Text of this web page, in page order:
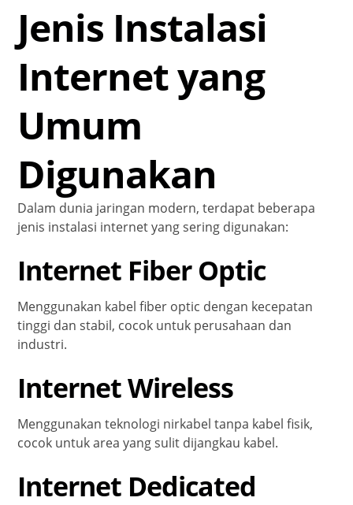
Jenis Instalasi
Internet yang
Umum
Digunakan
Dalam dunia jaringan modern, terdapat beberapa
jenis instalasi internet yang sering digunakan:
Internet Fiber Optic
Menggunakan kabel fiber optic dengan kecepatan
tinggi dan stabil, cocok untuk perusahaan dan
industri.
Internet Wireless
Menggunakan teknologi nirkabel tanpa kabel fisik,
cocok untuk area yang sulit dijangkau kabel.
Internet Dedicated